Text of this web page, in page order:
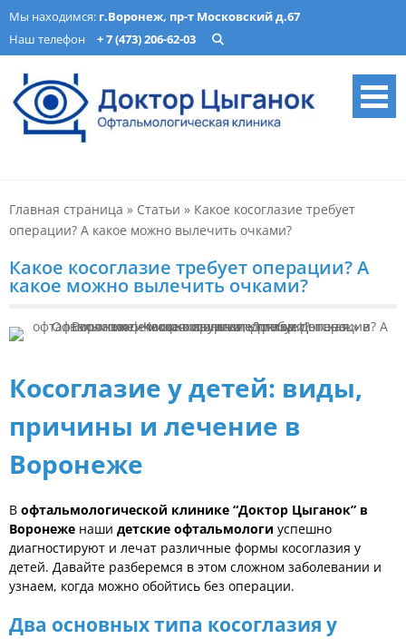
Skip
content
Мы находимся: г.Воронеж, пр-т Московский д.67
Наш телефон
+ 7 (473) 206-62-03
клиника «Доктор Цыганок» в
Воронеже – микрохирургия,
офтальмология
онлайн.
Главная страница » Статьи » Какое косоглазие требует
операции? А какое можно вылечить очками?
Какое косоглазие требует операции? А
какое можно вылечить очками?
Косоглазие у детей: виды,
причины и лечение в
Воронеже
В офтальмологической клинике “Доктор Цыганок” в
Воронеже наши детские офтальмологи успешно
диагностируют и лечат различные формы косоглазия у
детей. Давайте разберемся в этом сложном заболевании и
узнаем, когда можно обойтись без операции.
Два основных типа косоглазия у